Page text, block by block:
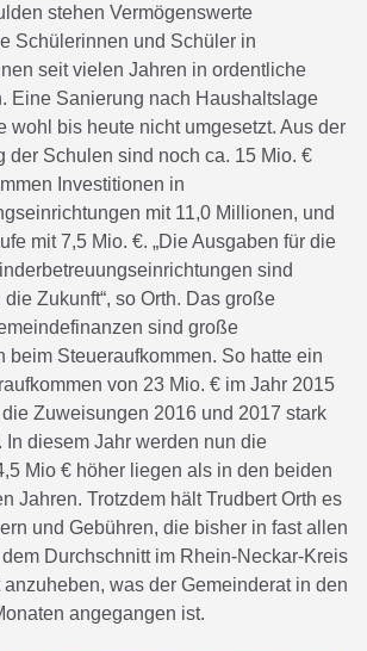
stehen Vermögenswerte
Schülerinnen und Schüler in
seit vielen Jahren in ordentliche
Eine Sanierung nach Haushaltslage
wohl bis heute nicht umgesetzt. Aus der
der Schulen sind noch ca. 15 Mio. €
Investitionen in
mit 11,0 Millionen, und
mit 7,5 Mio. €. „Die Ausgaben für die
sind
die Zukunft“, so Orth. Das große
sind große
beim Steueraufkommen. So hatte ein
von 23 Mio. € im Jahr 2015
Zuweisungen 2016 und 2017 stark
In diesem Jahr werden nun die
Mio € höher liegen als in den beiden
Jahren. Trotzdem hält Trudbert Orth es
und Gebühren, die bisher in fast allen
Durchschnitt im Rhein-Neckar-Kreis
anzuheben, was der Gemeinderat in den
angegangen ist.